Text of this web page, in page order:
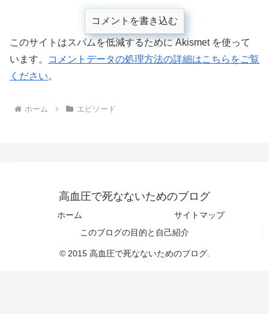
コメントを書き込む
このサイトはスパムを低減するために Akismet を使って
います。
コメントデータの処理方法の詳細はこちらをご覧
ください。
ホーム エピソード
高血圧で死なないためのブログ
ホーム
サイトマップ
このブログの目的と自己紹介
© 2015 高血圧で死なないためのブログ.